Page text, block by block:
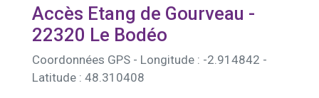
Accès Etang de Gourveau -
22320 Le Bodéo
Coordonnées GPS - Longitude : -2.914842 -
Latitude : 48.310408